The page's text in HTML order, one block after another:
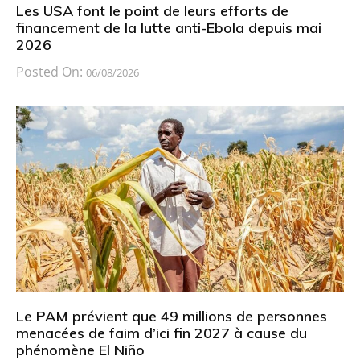
Les USA font le point de leurs efforts de
financement de la lutte anti-Ebola depuis mai
2026
Posted On: 06/08/2026
Le PAM prévient que 49 millions de personnes
menacées de faim d’ici fin 2027 à cause du
phénomène El Niño